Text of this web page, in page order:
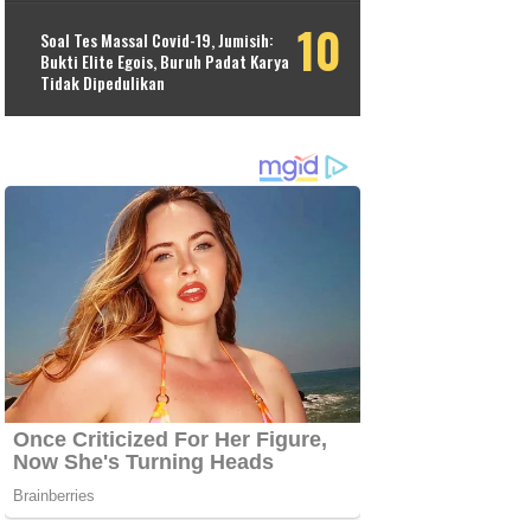
Soal Tes Massal Covid-19, Jumisih:
Bukti Elite Egois, Buruh Padat Karya
Tidak Dipedulikan